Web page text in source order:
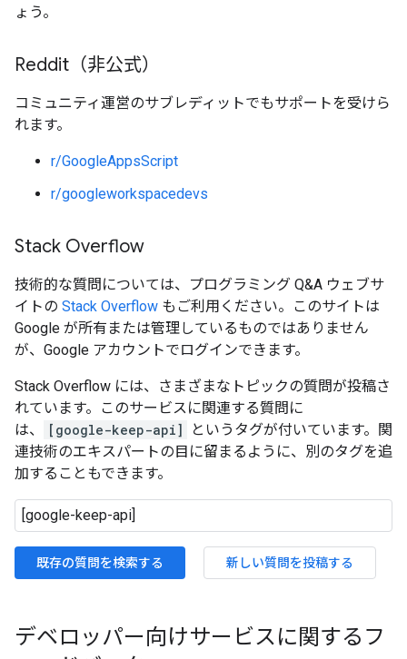
ょう。
Reddit（非公式）
コミュニティ運営のサブレディットでもサポートを受けら
れます。
r/GoogleAppsScript
r/googleworkspacedevs
Stack Overflow
技術的な質問については、プログラミング Q&A ウェブサ
イトの Stack Overflow もご利用ください。このサイトは
Google が所有または管理しているものではありません
が、Google アカウントでログインできます。
Stack Overflow には、さまざまなトピックの質問が投稿さ
れています。このサービスに関連する質問に
は、
[google-keep-api]
というタグが付いています。関
連技術のエキスパートの目に留まるように、別のタグを追
加することもできます。
既存の質問を検索する 新しい質問を投稿する
デベロッパー向けサービスに関するフ